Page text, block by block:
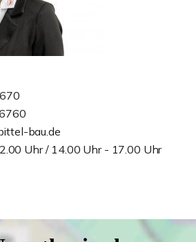
bau.de
Uhr / 14.00 Uhr - 17.00 Uhr